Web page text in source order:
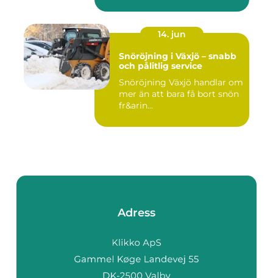
14. jun
Snöröjning i Växjö – snabb
och pålitlig service
Snöröjning Växjö handlar om
mer än att bara få bort snön
fr&arin...
Adress